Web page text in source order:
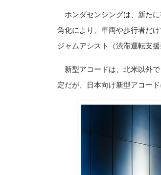
ホンダセンシングは、新た
角化により、車両や歩行者だ
ジャムアシスト（渋滞運転支
新型アコードは、北米以外
定だが、日本向け新型アコード